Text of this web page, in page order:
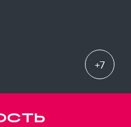
+7